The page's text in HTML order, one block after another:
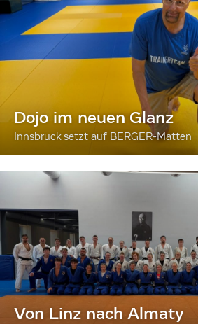
Dojo im neuen Glanz
Innsbruck setzt auf BERGER-Matten
Von Linz nach Almaty